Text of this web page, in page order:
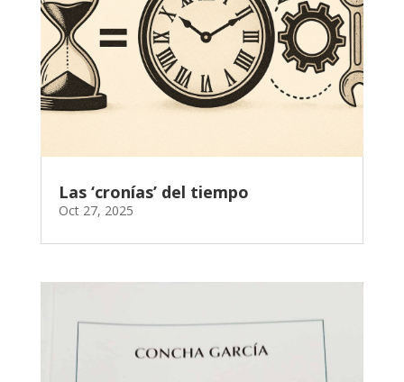
Las ‘cronías’ del tiempo
Oct 27, 2025